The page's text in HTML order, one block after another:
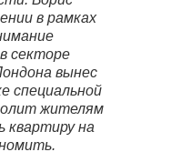
в рамках
секторе
вынес
специальной
жителям
квартиру на